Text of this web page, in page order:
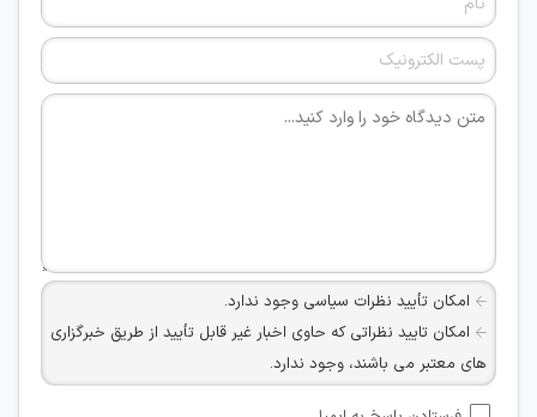
امکان تأیید نظرات سیاسی وجود ندارد.
امکان تایید نظراتی که حاوی اخبار غیر قابل تأیید از طریق خبرگزاری
های معتبر می باشند، وجود ندارد.